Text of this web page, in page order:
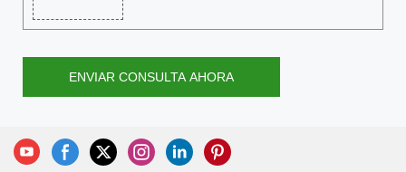
ENVIAR CONSULTA AHORA